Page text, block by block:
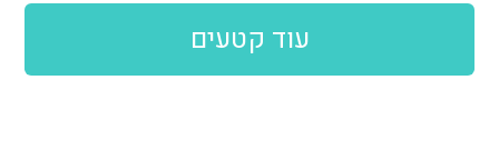
עוד קטעים